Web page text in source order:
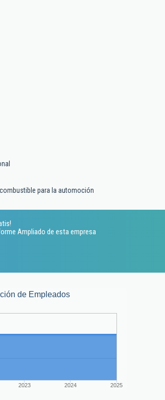
para la automoción
Ampliado de esta empresa
de Empleados
2023 2024 2025